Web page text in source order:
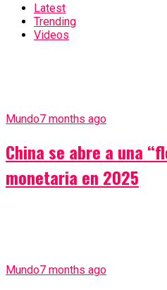
Latest
Trending
Videos
Mundo7 months ago
China se abre a una
monetaria en 2025
Mundo7 months ago